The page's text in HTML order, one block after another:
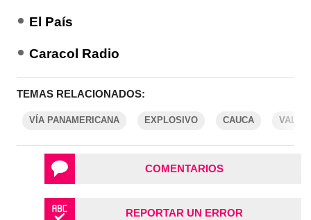
El País
Caracol Radio
TEMAS RELACIONADOS:
VÍA PANAMERICANA EXPLOSIVO CAUCA VALLE
COMENTARIOS
REPORTAR UN ERROR